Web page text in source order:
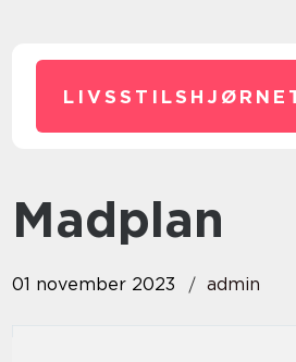
madplan
01 november 2023 admin